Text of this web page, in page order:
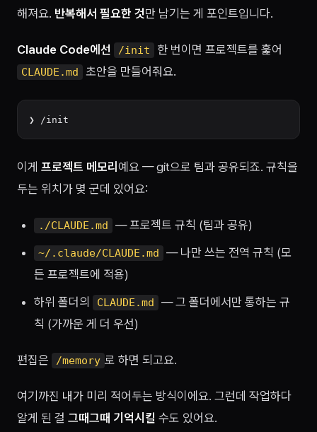
해져요. 반복해서 필요한 것만 남기는 게 포인트입니다.
Claude Code에선 /init 한 번이면 프로젝트를 훑어
CLAUDE.md 초안을 만들어줘요.
이게 프로젝트 메모리 예요 — git으로 팀과 공유되죠. 규칙을
두는 위치가 몇 군데 있어요:
./CLAUDE.md — 프로젝트 규칙 (팀과 공유)
~/.claude/CLAUDE.md
— 나만 쓰는 전역 규칙 (모
든 프로젝트에 적용)
하위 폴더의
CLAUDE.md
— 그 폴더에서만 통하는 규
칙 (가까운 게 더 우선)
편집은 /memory 로 하면 되고요.
여기까진 내가 미리 적어두는 방식이에요. 그런데 작업하다
알게 된 걸 그때그때 기억시킬 수도 있어요.